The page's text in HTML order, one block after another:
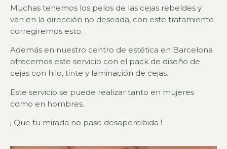
Muchas tenemos los pelos de las cejas rebeldes y
van en la dirección no deseada, con este tratamiento
corregiremos esto.
Además en nuestro centro de estética en Barcelona
ofrecemos este servicio con el pack de diseño de
cejas con hilo, tinte y laminación de cejas.
Este servicio se puede realizar tanto en mujeres
como en hombres.
¡ Que tu mirada no pase desapercibida !